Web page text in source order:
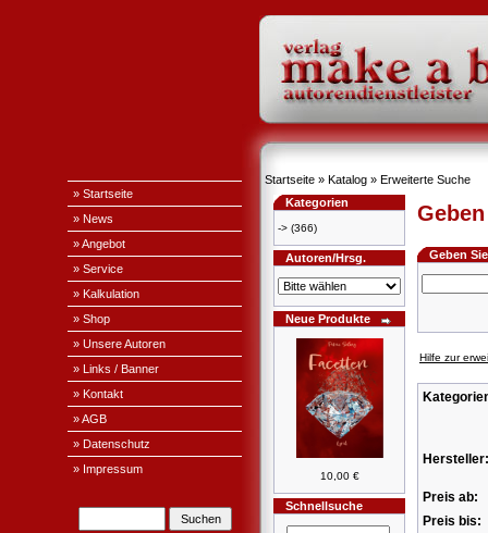
» Startseite
» News
» Angebot
» Service
» Kalkulation
» Shop
» Unsere Autoren
» Links / Banner
» Kontakt
» AGB
» Datenschutz
» Impressum
Startseite » Katalog » Erweiterte Suche
Kategorien
-> (366)
Autoren/Hrsg.
Neue Produkte
10,00 €
Schnellsuche
Geben
Hilfe zur
Hersteller:
Preis ab:
Preis bis: